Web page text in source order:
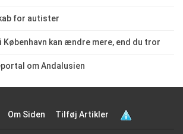
for autister
kan ændre mere, end du tror
om Andalusien
Om Siden Tilføj Artikler